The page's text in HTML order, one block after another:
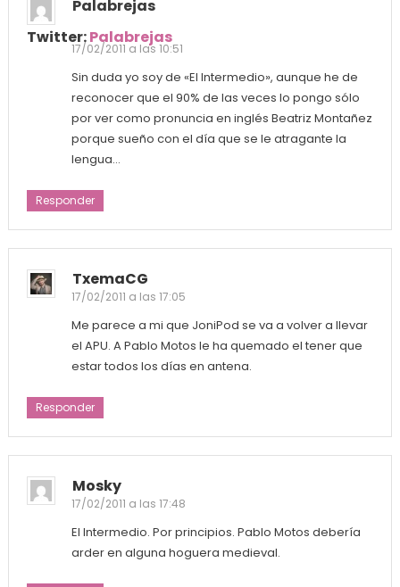
Palabrejas
Twitter:Palabrejas
17/02/2011 a las 10:51
Sin duda yo soy de «El Intermedio», aunque he de
reconocer que el 90% de las veces lo pongo sólo
por ver como pronuncia en inglés Beatriz Montañez
porque sueño con el día que se le atragante la
lengua…
Responder
TxemaCG
17/02/2011 a las 17:05
Me parece a mi que JoniPod se va a volver a llevar
el APU. A Pablo Motos le ha quemado el tener que
estar todos los días en antena.
Responder
Mosky
17/02/2011 a las 17:48
El Intermedio. Por principios. Pablo Motos debería
arder en alguna hoguera medieval.